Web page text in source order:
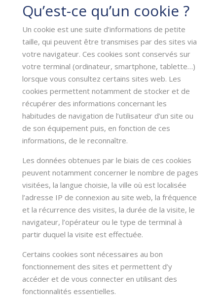
Qu’est-ce qu’un cookie ?
Un cookie est une suite d’informations de petite
taille, qui peuvent être transmises par des sites via
votre navigateur. Ces cookies sont conservés sur
votre terminal (ordinateur, smartphone, tablette…)
lorsque vous consultez certains sites web. Les
cookies permettent notamment de stocker et de
récupérer des informations concernant les
habitudes de navigation de l’utilisateur d’un site ou
de son équipement puis, en fonction de ces
informations, de le reconnaître.
Les données obtenues par le biais de ces cookies
peuvent notamment concerner le nombre de pages
visitées, la langue choisie, la ville où est localisée
l’adresse IP de connexion au site web, la fréquence
et la récurrence des visites, la durée de la visite, le
navigateur, l’opérateur ou le type de terminal à
partir duquel la visite est effectuée.
Certains cookies sont nécessaires au bon
fonctionnement des sites et permettent d’y
accéder et de vous connecter en utilisant des
fonctionnalités essentielles.